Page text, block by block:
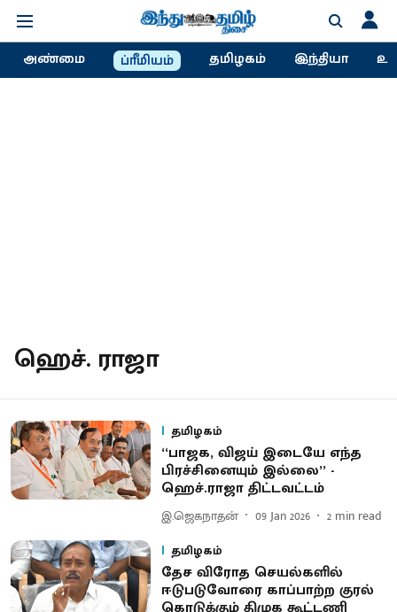
அண்மை ப்ரீமியம் தமிழகம் இந்தியா
ஹெச். ராஜா
தமிழகம்
‘‘பாஜக, விஜய் இடையே எந்த
பிரச்சினையும் இல்லை’’ -
ஹெச்.ராஜா திட்டவட்டம்
இ.ஜெகநாதன் 09 Jan 2026 2 min read
தமிழகம்
தேச விரோத செயல்களில்
ஈடுபடுவோரை காப்பாற்ற குரல்